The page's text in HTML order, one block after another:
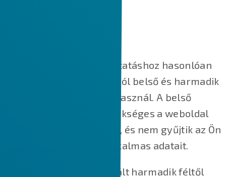
A legtöbb online szolgáltatáshoz hasonlóan
weboldalunk is több célból belső és harmadik
féltől származó sütiket használ. A belső
cookie-k nagy részre szükséges a weboldal
megfelelő működéséhez, és nem gyűjtik az Ön
személyazonosításra alkalmas adatait.
A weboldalunkon használt harmadik féltől